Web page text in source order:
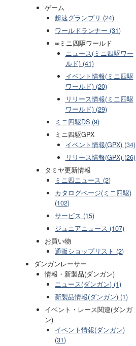
ゲーム
超速グランプリ (24)
ワールドランナー (31)
∞ミニ四駆ワールド
ニュース(ミニ四駆ワー
ルド) (41)
イベント情報(ミニ四駆
ワールド) (20)
リリース情報(ミニ四駆
ワールド) (29)
ミニ四駆DS (9)
ミニ四駆GPX
イベント情報(GPX) (34)
リリース情報(GPX) (26)
タミヤ更新情報
ミニ四ニュース (2)
カタログページ(ミニ四駆)
(102)
サービス (15)
ジュニアニュース (107)
お買い物
通販ショップリスト (2)
ダンガンレーサー
情報・新製品(ダンガン)
ニュース(ダンガン) (1)
新製品情報(ダンガン) (1)
イベント・レース関連(ダンガ
ン)
イベント情報(ダンガン)
(31)